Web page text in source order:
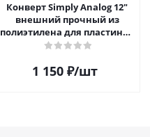
Конверт Simply Analog 12"
внешний прочный из
полиэтилена для пластинок
(25шт)
1 150₽/шт